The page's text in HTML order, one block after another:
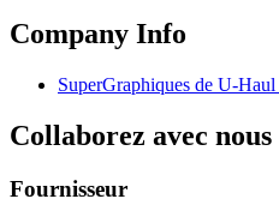
Company Info
SuperGraphiques de U-Haul
Collaborez avec nous
Fournisseur